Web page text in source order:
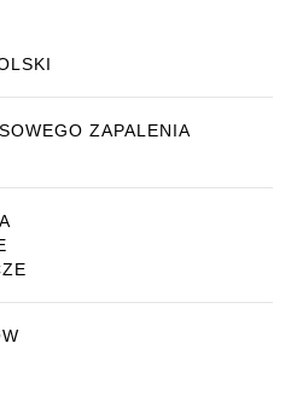
ZAPALENIA